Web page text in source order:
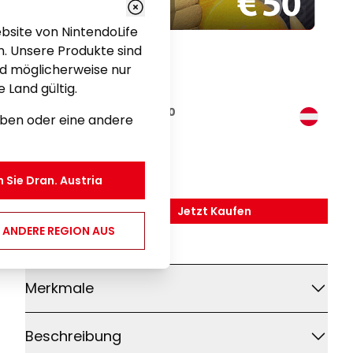
Nintendo eShop Card €50
€ 50,00
Jetzt Kaufen
,Nintendo EShop Card
Weitere Details
Merkmale
Beschreibung
von NintendoLife
Unsere Produkte sind
möglicherweise nur
Land gültig.
oder eine andere
Sie Dran. Austria
REGION AUS